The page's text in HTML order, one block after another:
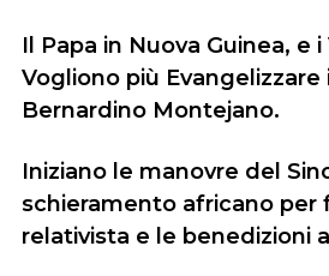
Il Papa in Nuova Guinea, e
Vogliono più Evangelizzare
Bernardino Montejano.
Iniziano le manovre del
schieramento africano per
relativista e le benedizioni